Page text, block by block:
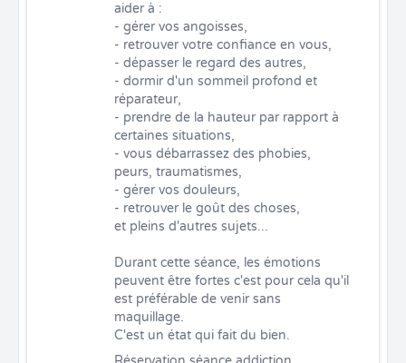
aider à :
- gérer vos angoisses,
- retrouver votre confiance en vous,
- dépasser le regard des autres,
- dormir d'un sommeil profond et
réparateur,
- prendre de la hauteur par rapport à
certaines situations,
- vous débarrassez des phobies,
peurs, traumatismes,
- gérer vos douleurs,
- retrouver le goût des choses,
et pleins d'autres sujets...
Durant cette séance, les émotions
peuvent être fortes c'est pour cela qu'il
est préférable de venir sans
maquillage.
C'est un état qui fait du bien.